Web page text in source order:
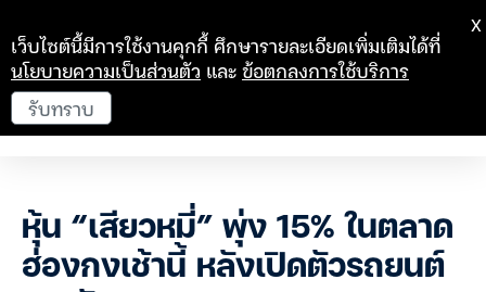
หุ้น “เสียวหมี่” พุ่ง 15% ในตลาด
ฮ่องกงเช้านี้ หลังเปิดตัวรถยนต์
เว็บไซต์นี้มีการใช้งานคุกกี้ ศึกษารายละเอียดเพิ่มเติมได้ที่
นโยบายความเป็นส่วนตัว และข้อตกลงการใช้บริการ
รับทราบ
X